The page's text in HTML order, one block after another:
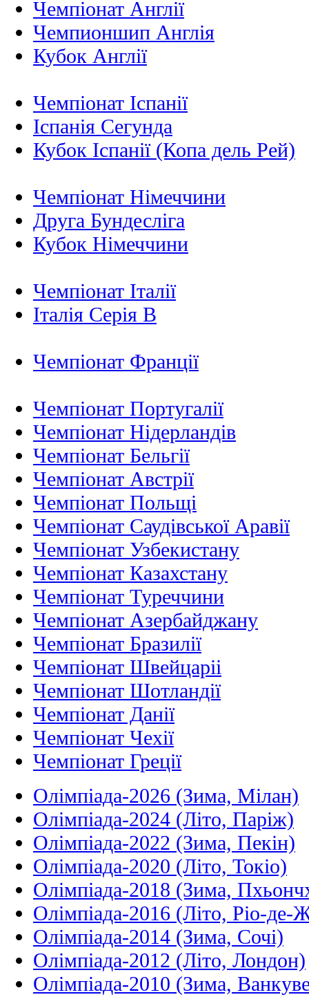
Чемпіонат Англії
Чемпионшип Англія
Кубок Англії
Чемпіонат Іспанії
Іспанія Сегунда
Кубок Іспанії (Копа дель Рей)
Чемпіонат Німеччини
Друга Бундесліга
Кубок Німеччини
Чемпіонат Італії
Італія Серія B
Чемпіонат Франції
Чемпіонат Португалії
Чемпіонат Нідерландiв
Чемпіонат Бельгії
Чемпіонат Австрії
Чемпіонат Польщі
Чемпіонат Саудівської Аравії
Чемпіонат Узбекистану
Чемпіонат Казахстану
Чемпіонат Туреччини
Чемпіонат Азербайджану
Чемпіонат Бразилії
Чемпіонат Швейцаріі
Чемпіонат Шотландії
Чемпіонат Данії
Чемпіонат Чехії
Чемпіонат Греції
Олімпіада-2026 (Зима, Мілан)
Олімпіада-2024 (Літо, Паріж)
Олімпіада-2022 (Зима, Пекін)
Олімпіада-2020 (Літо, Токіо)
Олімпіада-2018 (Зима,
Олімпіада-2016 (Літо, Ріо-де-
Олімпіада-2014 (Зима, Сочі)
Олімпіада-2012 (Літо, Лондон)
Олімпіада-2010 (Зима,